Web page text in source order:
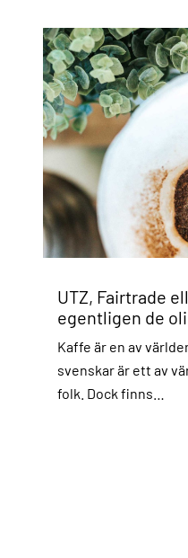
UTZ, Fairtrade
egentligen de
Kaffe är en av
svenskar är ett av
folk. Dock finns…